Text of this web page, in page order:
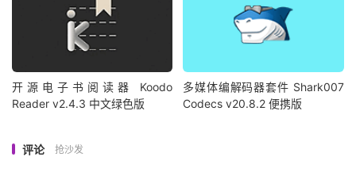
开源电子书阅读器 Koodo
Reader v2.4.3 中文绿色版
多媒体编解码器套件 Shark007
Codecs v20.8.2 便携版
评论 抢沙发